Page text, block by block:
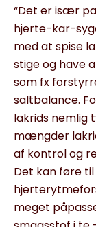
“Det er især
hjerte-kar-
med at spise
stige og have
som fx
saltbalance.
lakrids nemlig
mængder
af kontrol og
Det kan føre
meget